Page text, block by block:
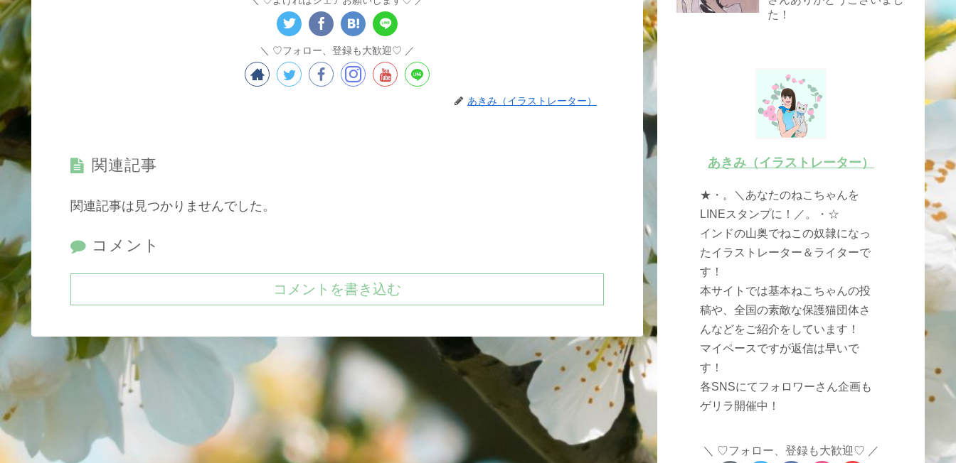
♡フォロー、登録も大歓迎♡
あきみ（イラストレーター）
関連記事
関連記事は見つかりませんでした。
コメント
コメントを書き込む
た！
あきみ（イラストレーター）
★・。＼あなたのねこちゃんを
LINEスタンプに！／。・☆
インドの山奥でねこの奴隷になっ
たイラストレーター＆ライターで
す！
本サイトでは基本ねこちゃんの投
稿や、全国の素敵な保護猫団体さ
んなどをご紹介をしています！
マイペースですが返信は早いで
す！
各SNSにてフォロワーさん企画も
ゲリラ開催中！
♡フォロー、登録も大歓迎♡